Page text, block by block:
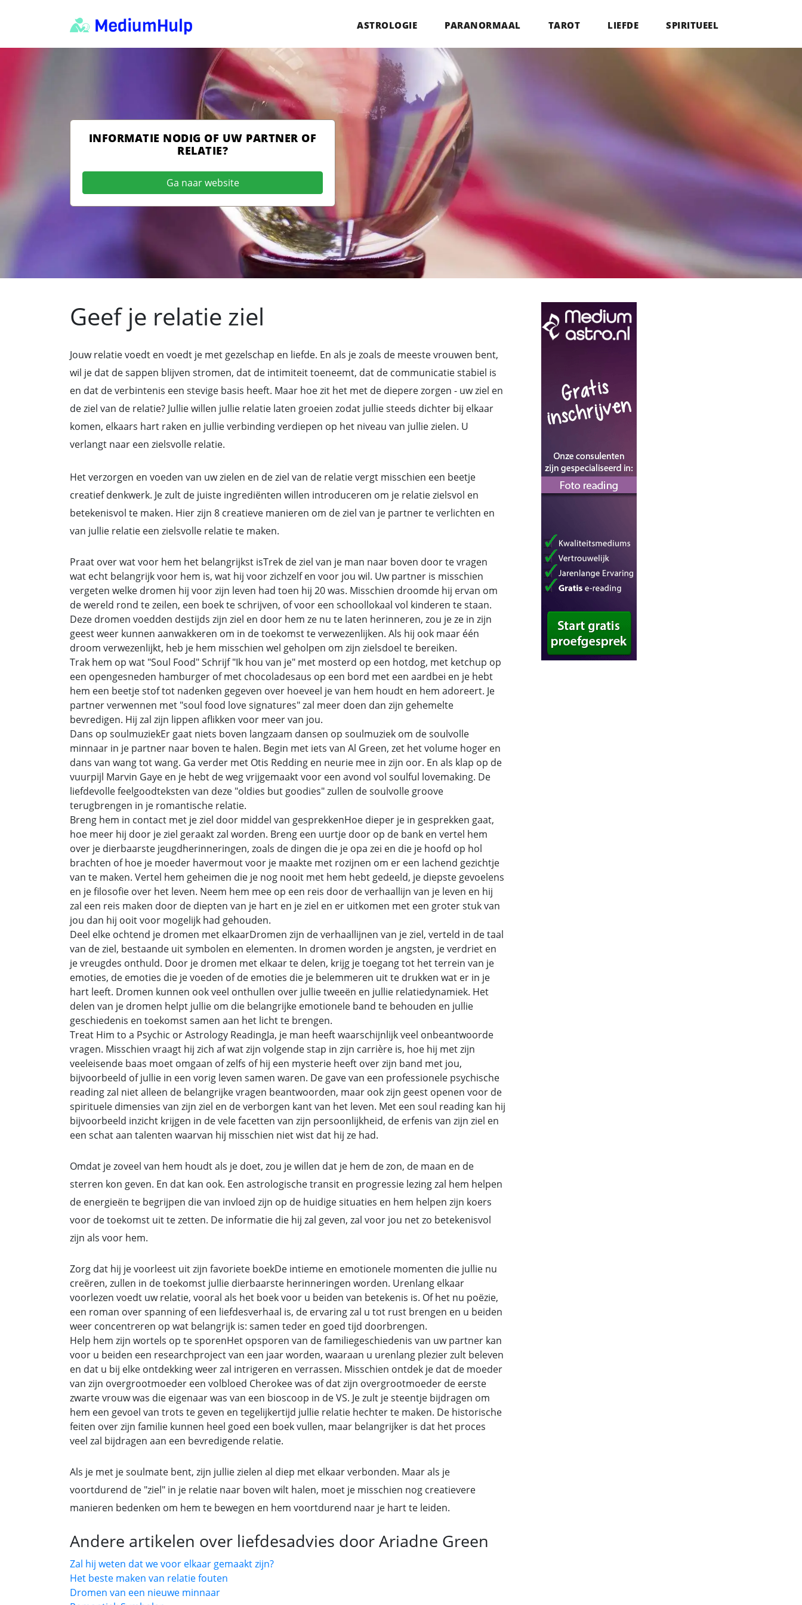
ASTROLOGIE PARANORMAAL TAROT LIEFDE SPIRITUEEL
INFORMATIE NODIG OF UW PARTNER OF
RELATIE?
Ga naar website
Geef je relatie ziel
Jouw relatie voedt en voedt je met gezelschap en liefde. En als je zoals de meeste vrouwen bent,
wil je dat de sappen blijven stromen, dat de intimiteit toeneemt, dat de communicatie stabiel is
en dat de verbintenis een stevige basis heeft. Maar hoe zit het met de diepere zorgen - uw ziel en
de ziel van de relatie? Jullie willen jullie relatie laten groeien zodat jullie steeds dichter bij elkaar
komen, elkaars hart raken en jullie verbinding verdiepen op het niveau van jullie zielen. U
verlangt naar een zielsvolle relatie.
Het verzorgen en voeden van uw zielen en de ziel van de relatie vergt misschien een beetje
creatief denkwerk. Je zult de juiste ingrediënten willen introduceren om je relatie zielsvol en
betekenisvol te maken. Hier zijn 8 creatieve manieren om de ziel van je partner te verlichten en
van jullie relatie een zielsvolle relatie te maken.
Praat over wat voor hem het belangrijkst isTrek de ziel van je man naar boven door te vragen
wat echt belangrijk voor hem is, wat hij voor zichzelf en voor jou wil. Uw partner is misschien
vergeten welke dromen hij voor zijn leven had toen hij 20 was. Misschien droomde hij ervan om
de wereld rond te zeilen, een boek te schrijven, of voor een schoollokaal vol kinderen te staan.
Deze dromen voedden destijds zijn ziel en door hem ze nu te laten herinneren, zou je ze in zijn
geest weer kunnen aanwakkeren om in de toekomst te verwezenlijken. Als hij ook maar één
droom verwezenlijkt, heb je hem misschien wel geholpen om zijn zielsdoel te bereiken.
Trak hem op wat "Soul Food" Schrijf "Ik hou van je" met mosterd op een hotdog, met ketchup op
een opengesneden hamburger of met chocoladesaus op een bord met een aardbei en je hebt
hem een beetje stof tot nadenken gegeven over hoeveel je van hem houdt en hem adoreert. Je
partner verwennen met "soul food love signatures" zal meer doen dan zijn gehemelte
bevredigen. Hij zal zijn lippen aflikken voor meer van jou.
Dans op soulmuziekEr gaat niets boven langzaam dansen op soulmuziek om de soulvolle
minnaar in je partner naar boven te halen. Begin met iets van Al Green, zet het volume hoger en
dans van wang tot wang. Ga verder met Otis Redding en neurie mee in zijn oor. En als klap op de
vuurpijl Marvin Gaye en je hebt de weg vrijgemaakt voor een avond vol soulful lovemaking. De
liefdevolle feelgoodteksten van deze "oldies but goodies" zullen de soulvolle groove
terugbrengen in je romantische relatie.
Breng hem in contact met je ziel door middel van gesprekkenHoe dieper je in gesprekken gaat,
hoe meer hij door je ziel geraakt zal worden. Breng een uurtje door op de bank en vertel hem
over je dierbaarste jeugdherinneringen, zoals de dingen die je opa zei en die je hoofd op hol
brachten of hoe je moeder havermout voor je maakte met rozijnen om er een lachend gezichtje
van te maken. Vertel hem geheimen die je nog nooit met hem hebt gedeeld, je diepste gevoelens
en je filosofie over het leven. Neem hem mee op een reis door de verhaallijn van je leven en hij
zal een reis maken door de diepten van je hart en je ziel en er uitkomen met een groter stuk van
jou dan hij ooit voor mogelijk had gehouden.
Deel elke ochtend je dromen met elkaarDromen zijn de verhaallijnen van je ziel, verteld in de taal
van de ziel, bestaande uit symbolen en elementen. In dromen worden je angsten, je verdriet en
je vreugdes onthuld. Door je dromen met elkaar te delen, krijg je toegang tot het terrein van je
emoties, de emoties die je voeden of de emoties die je belemmeren uit te drukken wat er in je
hart leeft. Dromen kunnen ook veel onthullen over jullie tweeën en jullie relatiedynamiek. Het
delen van je dromen helpt jullie om die belangrijke emotionele band te behouden en jullie
geschiedenis en toekomst samen aan het licht te brengen.
Treat Him to a Psychic or Astrology ReadingJa, je man heeft waarschijnlijk veel onbeantwoorde
vragen. Misschien vraagt hij zich af wat zijn volgende stap in zijn carrière is, hoe hij met zijn
veeleisende baas moet omgaan of zelfs of hij een mysterie heeft over zijn band met jou,
bijvoorbeeld of jullie in een vorig leven samen waren. De gave van een professionele psychische
reading zal niet alleen de belangrijke vragen beantwoorden, maar ook zijn geest openen voor de
spirituele dimensies van zijn ziel en de verborgen kant van het leven. Met een soul reading kan hij
bijvoorbeeld inzicht krijgen in de vele facetten van zijn persoonlijkheid, de erfenis van zijn ziel en
een schat aan talenten waarvan hij misschien niet wist dat hij ze had.
Omdat je zoveel van hem houdt als je doet, zou je willen dat je hem de zon, de maan en de
sterren kon geven. En dat kan ook. Een astrologische transit en progressie lezing zal hem helpen
de energieën te begrijpen die van invloed zijn op de huidige situaties en hem helpen zijn koers
voor de toekomst uit te zetten. De informatie die hij zal geven, zal voor jou net zo betekenisvol
zijn als voor hem.
Zorg dat hij je voorleest uit zijn favoriete boekDe intieme en emotionele momenten die jullie nu
creëren, zullen in de toekomst jullie dierbaarste herinneringen worden. Urenlang elkaar
voorlezen voedt uw relatie, vooral als het boek voor u beiden van betekenis is. Of het nu poëzie,
een roman over spanning of een liefdesverhaal is, de ervaring zal u tot rust brengen en u beiden
weer concentreren op wat belangrijk is: samen teder en goed tijd doorbrengen.
Help hem zijn wortels op te sporenHet opsporen van de familiegeschiedenis van uw partner kan
voor u beiden een researchproject van een jaar worden, waaraan u urenlang plezier zult beleven
en dat u bij elke ontdekking weer zal intrigeren en verrassen. Misschien ontdek je dat de moeder
van zijn overgrootmoeder een volbloed Cherokee was of dat zijn overgrootmoeder de eerste
zwarte vrouw was die eigenaar was van een bioscoop in de VS. Je zult je steentje bijdragen om
hem een gevoel van trots te geven en tegelijkertijd jullie relatie hechter te maken. De historische
feiten over zijn familie kunnen heel goed een boek vullen, maar belangrijker is dat het proces
veel zal bijdragen aan een bevredigende relatie.
Als je met je soulmate bent, zijn jullie zielen al diep met elkaar verbonden. Maar als je
voortdurend de "ziel" in je relatie naar boven wilt halen, moet je misschien nog creatievere
manieren bedenken om hem te bewegen en hem voortdurend naar je hart te leiden.
Andere artikelen over liefdesadvies door Ariadne Green
Zal hij weten dat we voor elkaar gemaakt zijn?
Het beste maken van relatie fouten
Dromen van een nieuwe minnaar